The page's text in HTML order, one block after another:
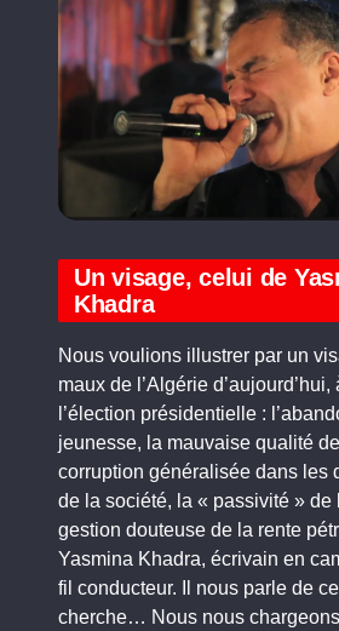
Un visage, celui de
Khadra
Nous voulions illustrer par un
maux de l’Algérie
l’élection présidentielle :
jeunesse, la mauvaise qualité
corruption généralisée dans les
de la société, la « passivité » de
gestion douteuse de la rente
Yasmina Khadra, écrivain en
fil conducteur. Il nous parle de
cherche… Nous nous